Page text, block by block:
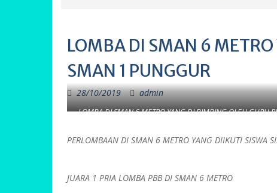
LOMBA DI SMAN 6
SMAN 1 PUNGGUR
28/10/2019 admin
LOMBA DI SMAN 6 METRO YANG DI BIMBING OLEH GURU
PERLOMBAAN DI SMAN 6 METRO YANG DIIKUTI SISWA
JUARA 1 PRIA LOMBA PBB DI SMAN 6 METRO